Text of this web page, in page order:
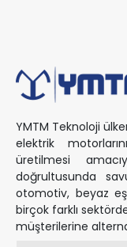
YMTM Teknoloji
elektrik
üretilmesi
doğrultusunda
otomotiv, beyaz
birçok farklı
müşterilerine